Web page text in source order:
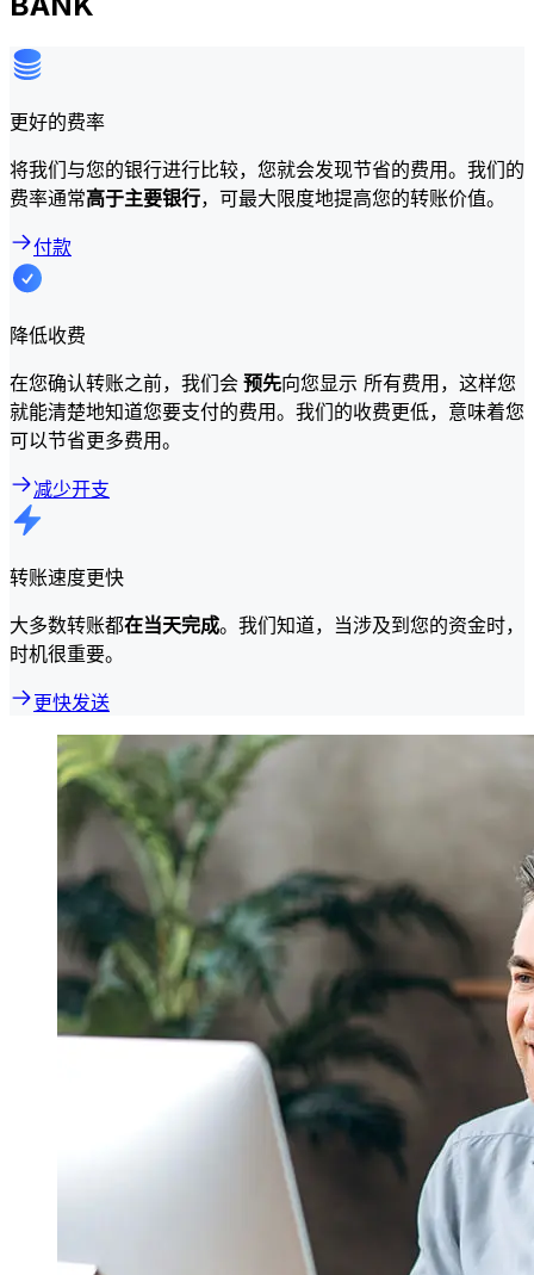
更好的费率
将我们与您的银行进行比较，您就会发现节省的费用。我们的
费率通常高于主要银行，可最大限度地提高您的转账价值。
付款
降低收费
在您确认转账之前，我们会 预先向您显示 所有费用，这样您
就能清楚地知道您要支付的费用。我们的收费更低，意味着您
可以节省更多费用。
减少开支
转账速度更快
大多数转账都在当天完成。我们知道，当涉及到您的资金时，
时机很重要。
更快发送